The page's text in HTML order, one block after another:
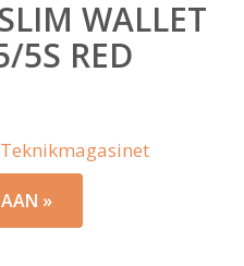
WALLET
5S RED
Teknikmagasinet
»